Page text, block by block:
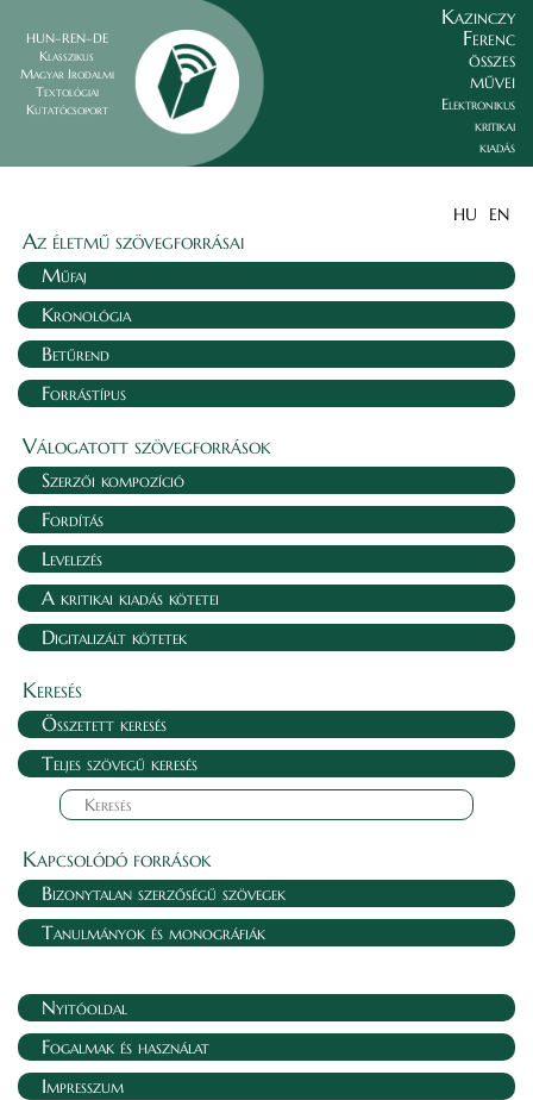
HUN–REN–DE
Klasszikus
Magyar Irodalmi
Textológiai
Kutatócsoport
Kazinczy
Ferenc
összes
művei
Elektronikus
kritikai
kiadás
HU EN
Az életmű szövegforrásai
Műfaj
Kronológia
Betűrend
Forrástípus
Válogatott szövegforrások
Szerzői kompozíció
Fordítás
Levelezés
A kritikai kiadás kötetei
Digitalizált kötetek
Keresés
Összetett keresés
Teljes szövegű keresés
Kapcsolódó források
Bizonytalan szerzőségű szövegek
Tanulmányok és monográfiák
Nyitóoldal
Fogalmak és használat
Impresszum